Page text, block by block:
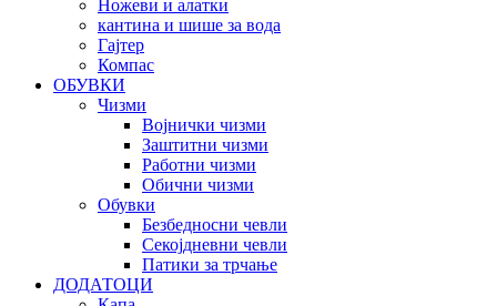
Ножеви и алатки
кантина и шише за вода
Гајтер
Компас
ОБУВКИ
Чизми
Војнички чизми
Заштитни чизми
Работни чизми
Обични чизми
Обувки
Безбедносни чевли
Секојдневни чевли
Патики за трчање
ДОДАТОЦИ